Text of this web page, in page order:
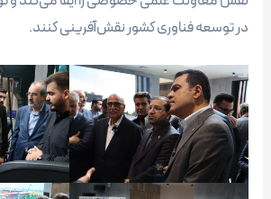
در توسعه فناوری کشور نقش‌آفرینی کنند.